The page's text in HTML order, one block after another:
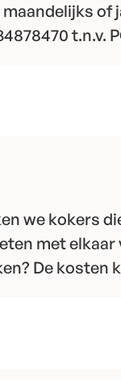
of
t.n.v.
we kokers
met elkaar
De kosten